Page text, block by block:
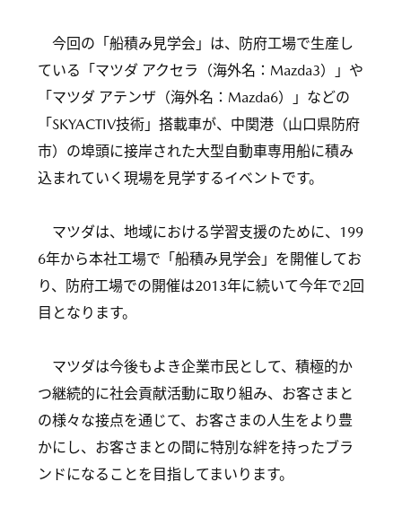
今回の「船積み見学会」は、防府工場で生産し
ている「マツダ アクセラ（海外名：Mazda3）」や
「マツダ アテンザ（海外名：Mazda6）」などの
「SKYACTIV技術」搭載車が、中関港（山口県防府
市）の埠頭に接岸された大型自動車専用船に積み
込まれていく現場を見学するイベントです。
マツダは、地域における学習支援のために、199
6年から本社工場で「船積み見学会」を開催してお
り、防府工場での開催は2013年に続いて今年で2回
目となります。
マツダは今後もよき企業市民として、積極的か
つ継続的に社会貢献活動に取り組み、お客さまと
の様々な接点を通じて、お客さまの人生をより豊
かにし、お客さまとの間に特別な絆を持ったブラ
ンドになることを目指してまいります。